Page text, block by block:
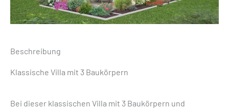
Beschreibung
Klassische Villa mit 3 Baukörpern
Bei dieser klassischen Villa mit 3 Baukörpern und